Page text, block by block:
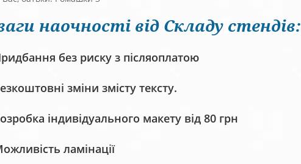
наочності від Складу стендів:
без риску з післяоплатою
зміни змісту тексту.
індивідуального макету від 80 грн
ламінації